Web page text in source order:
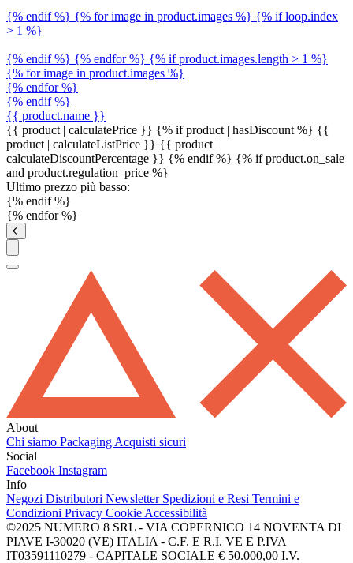
{% endif %} {% for image in product.images %} {% if loop.index
> 1 %}
{% endif %} {% endfor %} {% if product.images.length > 1 %}
{% for image in product.images %}
{% endfor %}
{% endif %}
{{ product.name }}
{{ product | calculatePrice }} {% if product | hasDiscount %} {{
product | calculateListPrice }} {{ product |
calculateDiscountPercentage }} {% endif %} {% if product.on_sale
and product.regulation_price %}
Ultimo prezzo più basso:
{% endif %}
{% endfor %}
About
Chi siamo Packaging Acquisti sicuri
Social
Facebook Instagram
Info
Negozi Distributori Newsletter Spedizioni e Resi Termini e
Condizioni Privacy Cookie Accessibilità
©2025 NUMERO 8 SRL - VIA COPERNICO 14 NOVENTA DI
PIAVE I-30020 (VE) ITALIA - C.F. E R.I. VE E P.IVA
IT03591110279 - CAPITALE SOCIALE € 50.000,00 I.V.